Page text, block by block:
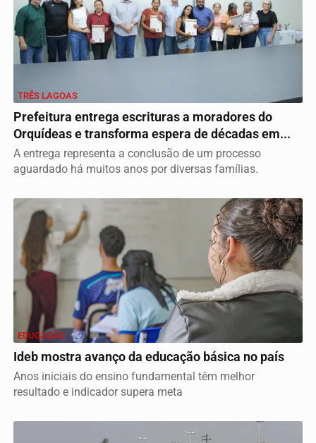
TRÊS LAGOAS
Prefeitura entrega escrituras a moradores do
Orquídeas e transforma espera de décadas em...
A entrega representa a conclusão de um processo
aguardado há muitos anos por diversas famílias.
EDUCAÇÃO
Ideb mostra avanço da educação básica no país
Anos iniciais do ensino fundamental têm melhor
resultado e indicador supera meta